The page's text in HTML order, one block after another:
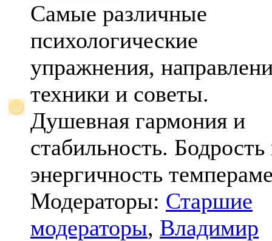
Самые различные
психологические
упражнения,
техники и советы.
Душевная гармония и
стабильность. Бодрость
энергичность
Модераторы: Старшие
модераторы, Владимир